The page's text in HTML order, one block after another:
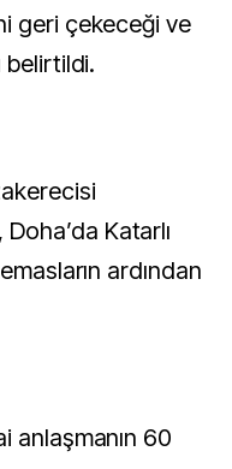
geri çekeceği ve
belirtildi.
Katarlı
ardından
anlaşmanın 60